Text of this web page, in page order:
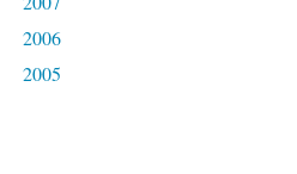
2006
2005